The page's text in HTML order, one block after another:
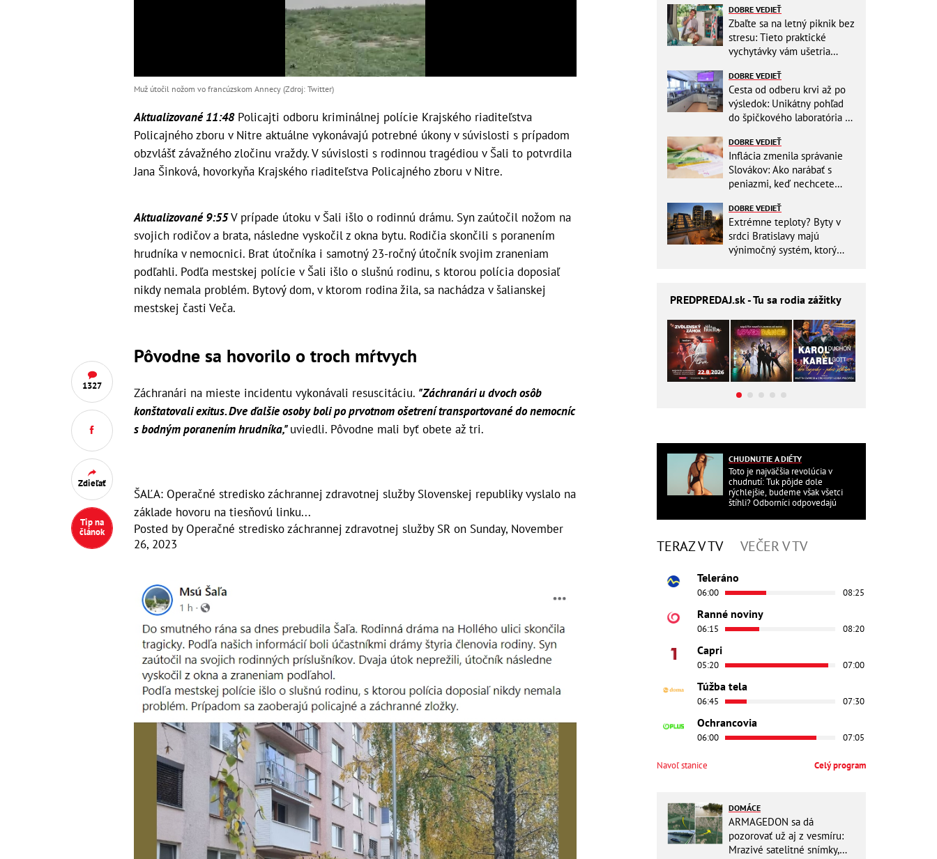
1327
Zdieľať
Tip na
článok
Muž útočil nožom vo francúzskom Annecy (Zdroj: Twitter)
Aktualizované 11:48Policajti odboru kriminálnej polície Krajského riaditeľstva
Policajného zboru v Nitre aktuálne vykonávajú potrebné úkony v súvislosti s prípadom
obzvlášť závažného zločinu vraždy. V súvislosti s rodinnou tragédiou v Šali to potvrdila
Jana Šinková, hovorkyňa Krajského riaditeľstva Policajného zboru v Nitre.
Aktualizované 9:55V prípade útoku v Šali išlo o rodinnú drámu. Syn zaútočil nožom na
svojich rodičov a brata, následne vyskočil z okna bytu. Rodičia skončili s poranením
hrudníka v nemocnici. Brat útočníka i samotný 23-ročný útočník svojim zraneniam
podľahli. Podľa mestskej polície v Šali išlo o slušnú rodinu, s ktorou polícia doposiaľ
nikdy nemala problém. Bytový dom, v ktorom rodina žila, sa nachádza v šalianskej
mestskej časti Veča.
Pôvodne sa hovorilo o troch mŕtvych
Záchranári na mieste incidentu vykonávali resuscitáciu. "Záchranári u dvoch osôb
konštatovali exitus. Dve ďalšie osoby boli po prvotnom ošetrení transportované do nemocníc
s bodným poranením hrudníka,"uviedli. Pôvodne mali byť obete až tri.
ŠAĽA: Operačné stredisko záchrannej zdravotnej služby Slovenskej republiky vyslalo na
základe hovoru na tiesňovú linku...
Posted by Operačné stredisko záchrannej zdravotnej služby SR on Sunday, November
26, 2023
DOBRE VEDIEŤ
Zbaľte sa na letný piknik bez
stresu: Tieto praktické
vychytávky vám ušetria
DOBRE VEDIEŤ
Cesta od odberu krvi až po
výsledok: Unikátny pohľad
do špičkového laboratória na
DOBRE VEDIEŤ
Inflácia zmenila správanie
Slovákov: Ako narábať s
peniazmi, keď nechcete
DOBRE VEDIEŤ
Extrémne teploty? Byty v
srdci Bratislavy majú
výnimočný systém, ktorý
PREDPREDAJ.sk - Tu sa rodia zážitky
CHUDNUTIE A DIÉTY
Toto je najväčšia revolúcia v
chudnutí: Tuk pôjde dole
rýchlejšie, budeme však všetci
štíhli? Odborníci odpovedajú
TERAZ V TV VEČER V TV
Teleráno
06:00 08:25
Ranné noviny
06:15 08:20
Capri
05:20 07:00
Túžba tela
06:45 07:30
Ochrancovia
06:00 07:05
Navoľ stanice Celý program
DOMÁCE
ARMAGEDON sa dá
pozorovať už aj z vesmíru:
Mrazivé satelitné snímky,